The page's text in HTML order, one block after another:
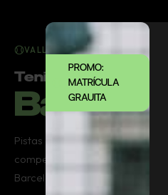
VALL PARC · CLUB DE TENIS
Tenis en
Pistas de tierra batida de
competición, clínics y clases
Barcelona.
PROMO:
MATRÍCULA
GRAUITA